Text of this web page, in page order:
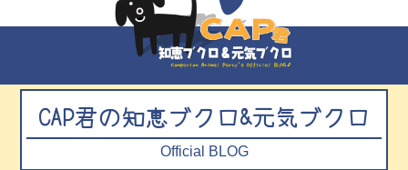
CAP君の知恵ブクロ&元気ブクロ
Official BLOG